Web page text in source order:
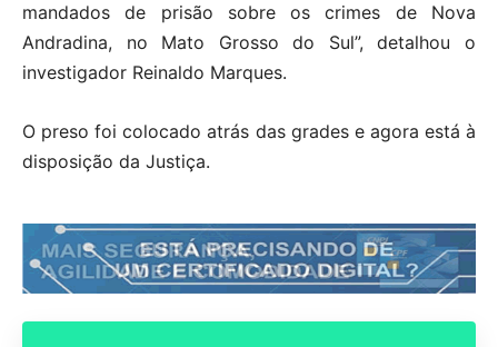
mandados de prisão sobre os crimes de Nova
Andradina, no Mato Grosso do Sul”, detalhou o
investigador Reinaldo Marques.
O preso foi colocado atrás das grades e agora está à
disposição da Justiça.